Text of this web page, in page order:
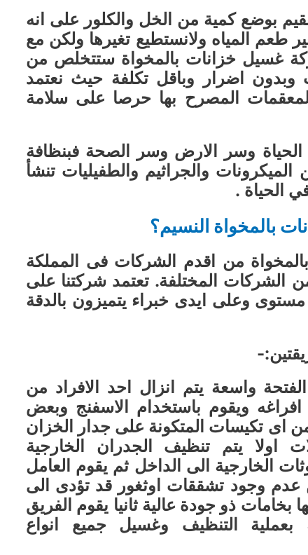
بوضع كمية من الخل والكلور على انه
طعم المياه ولانستطيع تغيرها ولكن مع
غسيل خزانات بالمخواة ستتخلص من
وبدون اضرار وباقل تكلفة حيث نعتمد
المصرح بها حرصا على سلامة
وسر الارض وسر الصحة فبنظافة
الميكرونات والجراثيم والطفيليات تنشأ
الحياة .
بالمخواة النسيم؟
من اقدم الشركات فى المملكة
الشركات المختلفة. تعتمد شركتنا على
وعلى ايدى خبراء يتميزون بالدقة
واسعة يتم انزال احد الافراد من
ويقوم باستخدام الاسفنج وبعض
اى تكيسات المتكونة على جدار الخزان
اولا يتم تنظيف الجدران الخارجية
الخارجية الى الداخل ثم يقوم العامل
عدم وجود تشققات اوثغور قد تؤدى الى
بخامات ذو جودة عالية ثانيا يقوم الفريق
بعملية التنظيف وغسيل جميع انواع